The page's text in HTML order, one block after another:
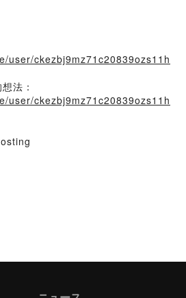
user/ckezbj9mz71c20839ozs11h
法：
user/ckezbj9mz71c20839ozs11h